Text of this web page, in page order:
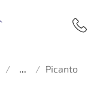
... Picanto